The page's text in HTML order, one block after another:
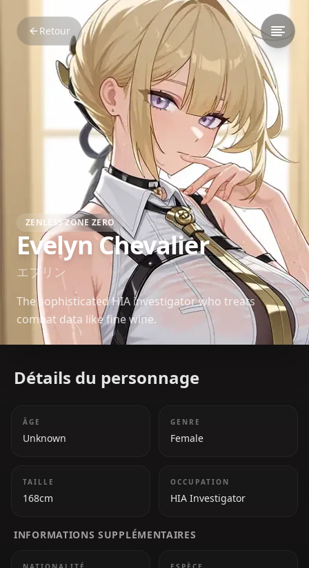
Retour
ZENLESS ZONE ZERO
Evelyn Chevalier
エブリン
The sophisticated HIA investigator who treats
combat data like fine wine.
Détails du personnage
ÂGE
Unknown
GENRE
Female
TAILLE
168cm
OCCUPATION
HIA Investigator
INFORMATIONS SUPPLÉMENTAIRES